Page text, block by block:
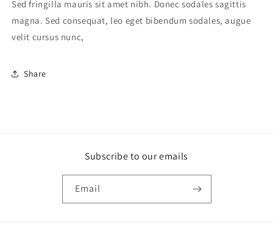
Sed fringilla mauris sit amet nibh. Donec sodales sagittis
magna. Sed consequat, leo eget bibendum sodales, augue
velit cursus nunc,
Share
Subscribe to our emails
Email